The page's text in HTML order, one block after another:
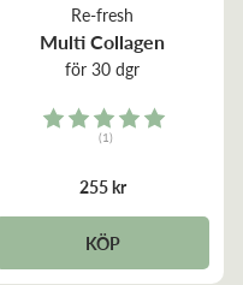
Re-fresh
Multi Collagen
för 30 dgr
Rating:
(1)
255 kr
KÖP